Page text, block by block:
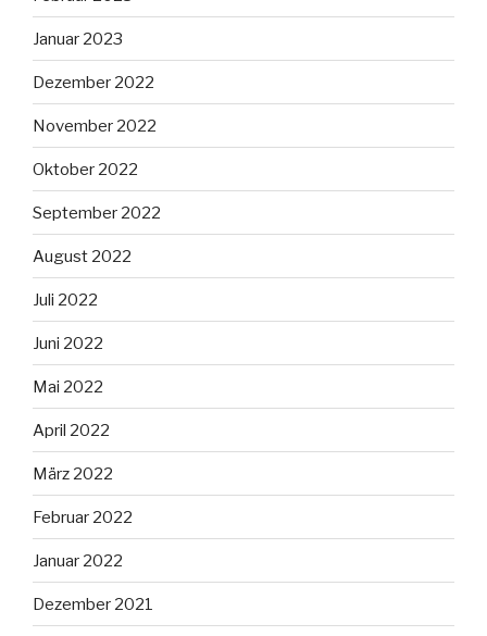
Januar 2023
Dezember 2022
November 2022
Oktober 2022
September 2022
August 2022
Juli 2022
Juni 2022
Mai 2022
April 2022
März 2022
Februar 2022
Januar 2022
Dezember 2021